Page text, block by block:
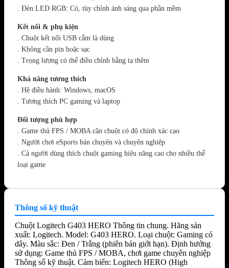
. Đèn LED RGB: Có, tùy chỉnh ánh sáng qua phần mềm
Kết nối & phụ kiện
. Chuột kết nối USB cắm là dùng
. Không cần pin hoặc sạc
. Trọng lượng có thể điều chỉnh bằng tạ thêm
Khả năng tương thích
. Hệ điều hành: Windows, macOS
. Tương thích PC gaming và laptop
Đối tượng phù hợp
. Game thủ FPS / MOBA cần chuột có độ chính xác cao
. Người chơi eSports bán chuyên và chuyên nghiệp
. Cả người dùng thích chuột gaming hiệu năng cao cho nhiều thể
loại game
Thông số kỹ thuật
Chuột Logitech G403 HERO Thông tin chung. Hãng sản
xuất: Logitech. Model: G403 HERO. Loại chuột: Gaming có
dây. Màu sắc: Đen / Trắng (phiên bản giới hạn). Định hướng
sử dụng: Game thủ FPS / MOBA, chơi game chuyên nghiệp
Thông số kỹ thuật. Cảm biến: Logitech HERO (High